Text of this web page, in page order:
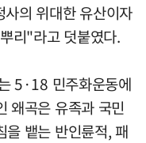
의 위대한 유산이자
리"라고 덧붙였다.
5·18 민주화운동에
왜곡은 유족과 국민
을 뱉는 반인륜적, 패